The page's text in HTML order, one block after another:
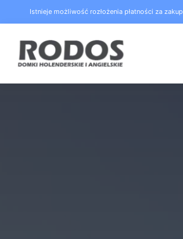
to
content
Istnieje możliwość rozłożenia płatności za zakup